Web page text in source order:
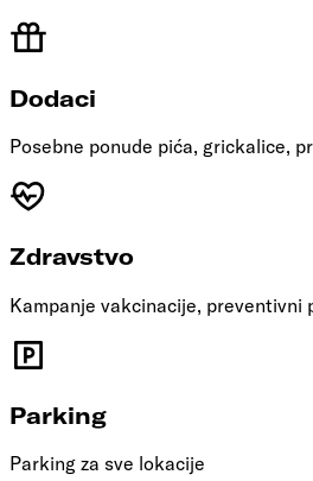
Dodaci
Posebne ponude pića, grickalice,
Zdravstvo
Kampanje vakcinacije, preventivni
Parking
Parking za sve lokacije